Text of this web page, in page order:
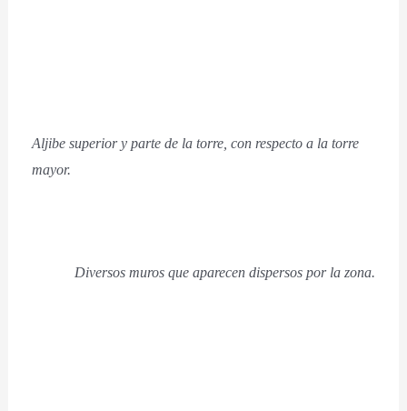
Aljibe superior y parte de la torre, con respecto a la torre
mayor.
Diversos muros que aparecen dispersos por la zona.